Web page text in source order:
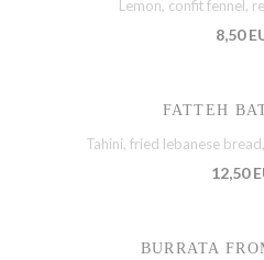
Lemon, confit fennel,
8,50
FATTEH
Tahini, fried lebanese
12,50
BURRATA